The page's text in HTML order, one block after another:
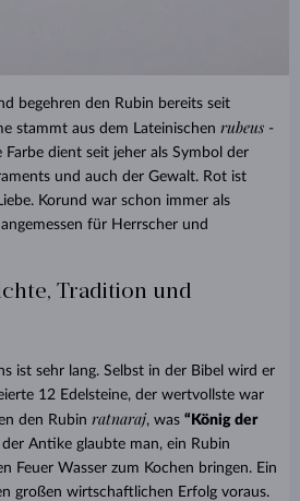
begehren den Rubin bereits seit
stammt aus dem Lateinischen rubeus -
Farbe dient seit jeher als Symbol der
und auch der Gewalt. Rot ist
Korund war schon immer als
für Herrscher und
Tradition und
ist sehr lang. Selbst in der Bibel wird er
12 Edelsteine, der wertvollste war
den Rubin ratnaraj, was “König der
Antike glaubte man, ein Rubin
Feuer Wasser zum Kochen bringen. Ein
großen wirtschaftlichen Erfolg voraus.